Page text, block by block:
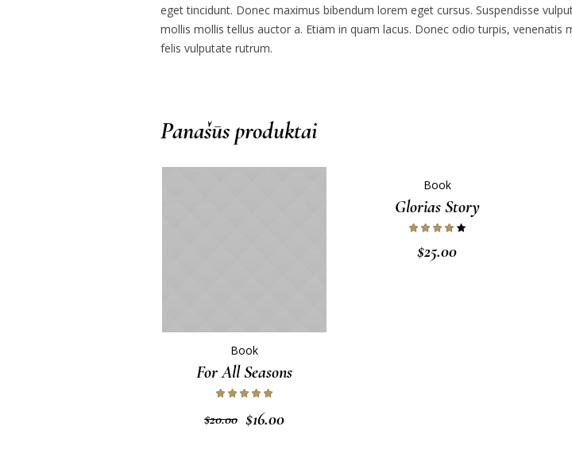
eget tincidunt. Donec maximus bibendum lorem eget cursus. Suspendisse
mollis mollis tellus auctor a. Etiam in quam lacus. Donec odio turpis, venenatis
felis vulputate rutrum.
Panašūs produktai
Book
For All Seasons
$20.00 Original
$16.00Current
Book
Glorias Story
$25.00